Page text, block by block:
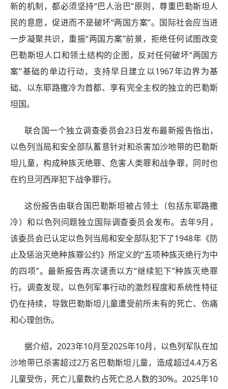
新的机制，都必须坚持“巴人治巴”原则，尊重巴勒斯坦人
民的意愿，促进而不是破坏“两国方案”。国际社会应当进
一步凝聚共识，重振“两国方案”前景，拒绝任何试图改变
巴勒斯坦人口和领土结构的企图，反对任何破坏“两国方
案”基础的单边行动，支持早日建立以1967年边界为基
础、以东耶路撒冷为首都、享有完全主权的独立的巴勒斯
坦国。
联合国一个独立调查委员会23日发布最新报告指出，
以色列当局和安全部队蓄意针对和杀害加沙地带的巴勒斯
坦儿童，构成种族灭绝罪、危害人类罪和战争罪，同时也
在约旦河西岸犯下战争罪行。
这份报告由联合国巴勒斯坦被占领土（包括东耶路撒
冷）和以色列问题独立国际调查委员会发布。去年9月，
该委员会已认定以色列当局和安全部队犯下了1948年《防
止及惩治灭绝种族罪公约》所定义的“五项种族灭绝行为中
的四项”。最新报告再次谴责以方“继续犯下”种族灭绝罪
行。调查发现，以色列军事行动的激烈程度和系统性特征
仍在持续，导致巴勒斯坦儿童遭受前所未有的死亡、伤痛
和心理创伤。
据介绍，2023年10月至2025年10月，以色列军队在加
沙地带已杀害超过2万名巴勒斯坦儿童，造成超过4.4万名
儿童受伤，死亡儿童数约占死亡总人数的30%。2025年10